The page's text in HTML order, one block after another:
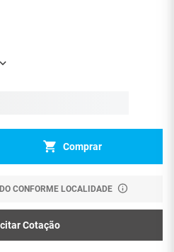
Comprar
CONFORME LOCALIDADE
Cotação